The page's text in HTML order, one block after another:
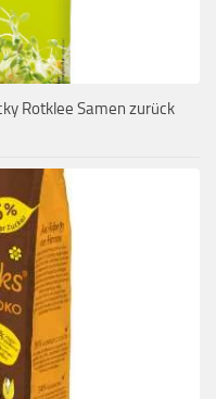
Rotklee Samen zurück